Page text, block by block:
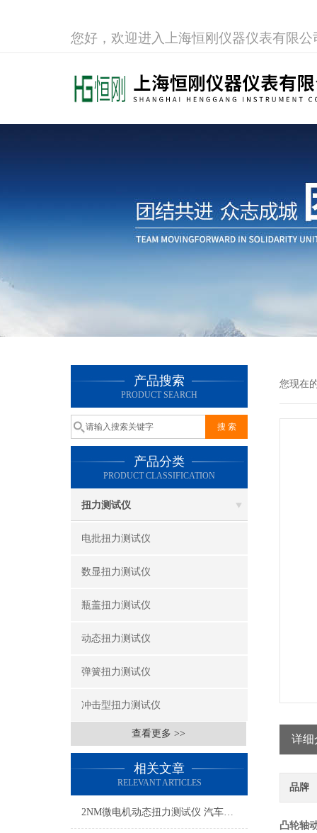
您好，欢迎进入上海恒刚仪器仪表有限公
产品搜索
PRODUCT SEARCH
产品分类
PRODUCT CLASSIFICATION
扭力测试仪
电批扭力测试仪
数显扭力测试仪
瓶盖扭力测试仪
动态扭力测试仪
弹簧扭力测试仪
冲击型扭力测试仪
查看更多 >>
相关文章
RELEVANT ARTICLES
2NM微电机动态扭力测试仪 汽车雨刮器微电机扭力测试仪
您现在
详细
品牌
凸轮轴